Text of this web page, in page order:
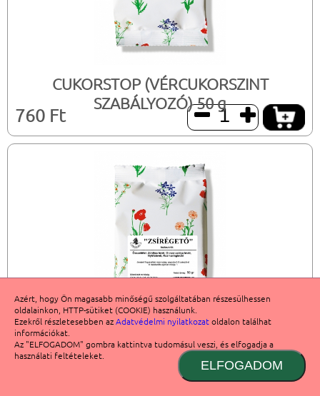
Azért, hogy Ön magasabb minőségű szolgáltatában részesülhessen
oldalainkon, HTTP-sütiket (COOKIE) használunk.
Ezekről részletesebben azAdatvédelmi nyilatkozatoldalon találhat
információkat.
Az "ELFOGADOM" gombra kattintva tudomásul veszi, és elfogadja a
használati feltételeket.
ELFOGADOM
CUKORSTOP (VÉRCUKORSZINT
SZABÁLYOZÓ) 50 g
760 Ft  